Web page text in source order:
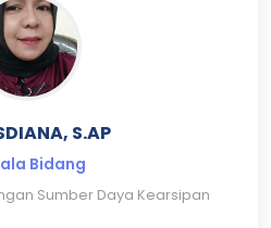
S.AP
Bidang
Sumber Daya Kearsipan